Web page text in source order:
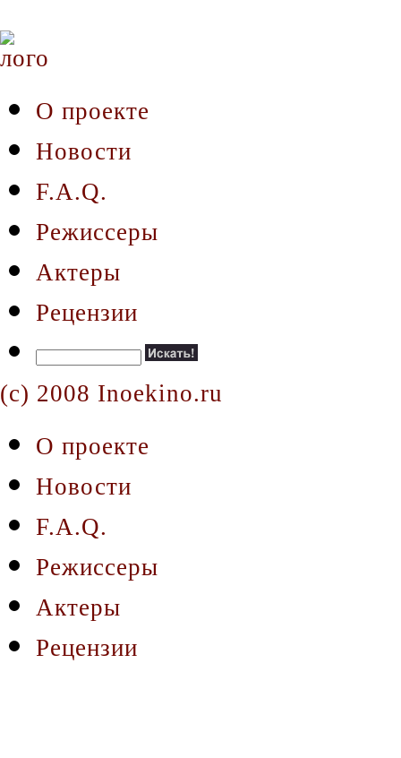
О проекте
Новости
F.A.Q.
Режиссеры
Актеры
Рецензии
(c) 2008 Inoekino.ru
О проекте
Новости
F.A.Q.
Режиссеры
Актеры
Рецензии